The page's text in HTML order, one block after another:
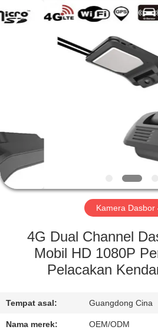
VIDEO
PERTUNJUKAN
VR
TENTANG
KAMI
PABRIK
Ouxiang
Electronic
Co.,
Kamera Dasbor
4G Dual Channel
Mobil HD 1080P
Pelacakan
Tempat asal: Guangdong Cina
Nama merek: OEM/ODM